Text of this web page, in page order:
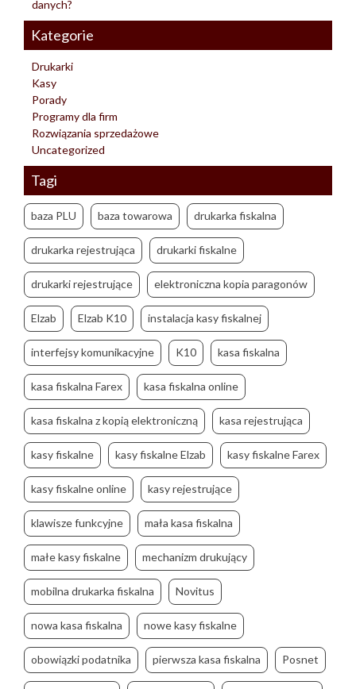
danych?
Kategorie
Drukarki
Kasy
Porady
Programy dla firm
Rozwiązania sprzedażowe
Uncategorized
Tagi
baza PLU baza towarowa drukarka fiskalna
drukarka rejestrująca drukarki fiskalne
drukarki rejestrujące elektroniczna kopia paragonów
Elzab Elzab K10 instalacja kasy fiskalnej
interfejsy komunikacyjne K10 kasa fiskalna
kasa fiskalna Farex kasa fiskalna online
kasa fiskalna z kopią elektroniczną kasa rejestrująca
kasy fiskalne kasy fiskalne Elzab kasy fiskalne Farex
kasy fiskalne online kasy rejestrujące
klawisze funkcyjne mała kasa fiskalna
małe kasy fiskalne mechanizm drukujący
mobilna drukarka fiskalna Novitus
nowa kasa fiskalna nowe kasy fiskalne
obowiązki podatnika pierwsza kasa fiskalna Posnet